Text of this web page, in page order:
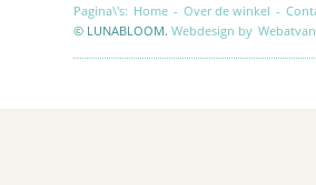
Pagina\'s: Home - Over de winkel -
© LUNABLOOM. Webdesign by